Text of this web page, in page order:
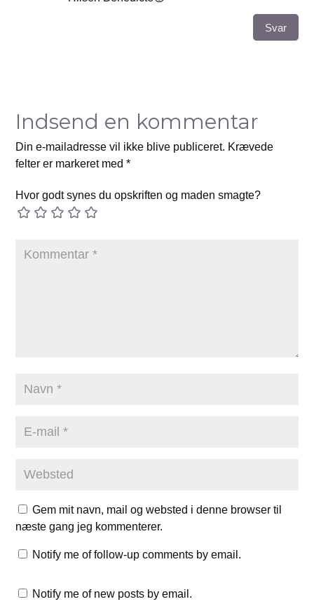
Svar
Indsend en kommentar
Din e-mailadresse vil ikke blive publiceret. Krævede
felter er markeret med*
Hvor godt synes du opskriften og maden smagte?
Gem mit navn, mail og websted i denne browser til
næste gang jeg kommenterer.
Notify me of follow-up comments by email.
Notify me of new posts by email.